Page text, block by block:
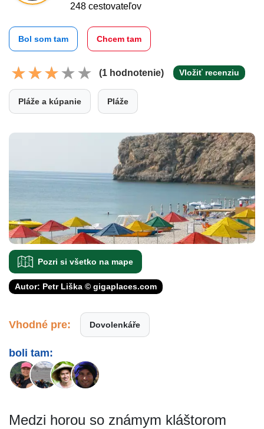
248 cestovateľov
Bol som tam Chcem tam
(1 hodnotenie) Vložiť recenziu
Pláže a kúpanie Pláže
Pozri si všetko na mape
Autor: Petr Liška © gigaplaces.com
Vhodné pre: Dovolenkáře
boli tam:
Medzi horou so známym kláštorom